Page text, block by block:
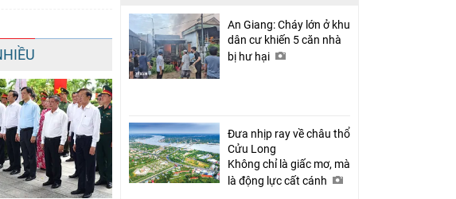
An Giang: Cháy lớn ở khu
dân cư khiến 5 căn nhà
bị hư hại
Đưa nhịp ray về châu thổ
Cửu Long
Không chỉ là giấc mơ, mà
là động lực cất cánh